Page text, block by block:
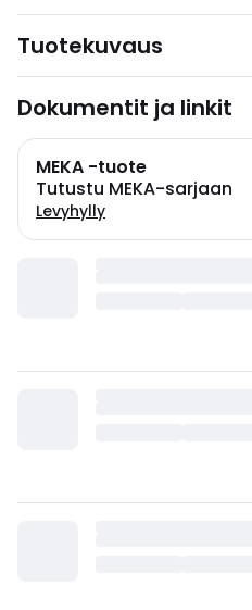
Tuotekuvaus
Dokumentit ja linkit
MEKA -tuote
Tutustu MEKA-sarjaan
Levyhylly